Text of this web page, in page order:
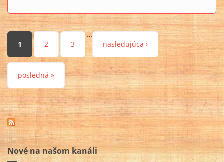
Stránky
1 2 3
…
nasledujúca ›
posledná »
Nové na našom kanáli